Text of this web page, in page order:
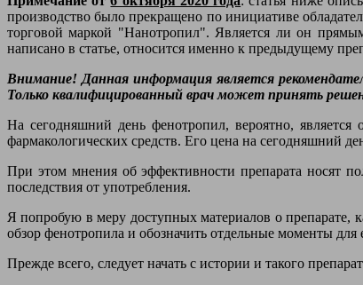
производство было прекращено по инициативе
торговой маркой "Нанотропил". Является ли он
написано в статье, относится именно к предыдущему
Внимание! Данная информация является
Только квалифицированный врач может принять
На сегодняшний день фенотропил, вероятно,
фармакологических средств. Его цена на сегодняшний
При этом мнения об эффективности препарата носят
последствия от употребления.
Я попробую в меру доступных материалов о препарате,
обзор фенотропила и обозначить отдельные моменты
Прежде всего, следует начать с истории и такого